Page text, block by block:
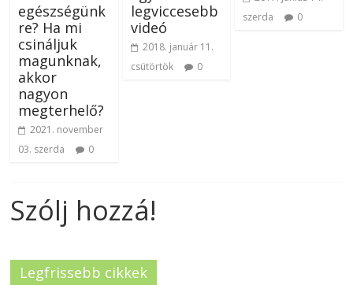
egészségünk
re? Ha mi
csináljuk
magunknak,
akkor
nagyon
megterhelő?
2021. november
03. szerda
0
legviccesebb
videó
2018. január 11.
csütörtök
0
szerda
0
Szólj hozzá!
Legfrissebb cikkek